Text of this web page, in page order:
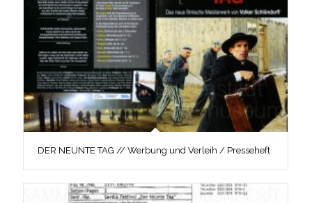
DER NEUNTE TAG // Werbung und Verleih / Presseheft